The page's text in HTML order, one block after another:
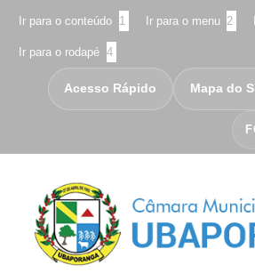
Ir para o conteúdo 1 Ir para o menu 2
Ir para o rodapé 4
Acesso Rápido Mapa do